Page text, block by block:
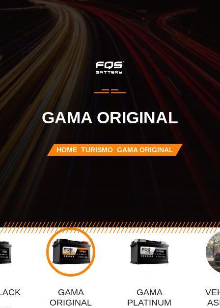
GAMA ORIGINAL
HOME TURISMO GAMA ORIGINAL
GAMA
ORIGINAL
GAMA
PLATINUM